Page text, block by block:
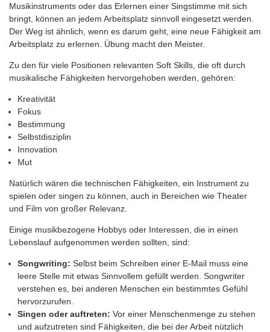
Musikinstruments oder das Erlernen einer Singstimme mit sich
bringt, können an jedem Arbeitsplatz sinnvoll eingesetzt werden.
Der Weg ist ähnlich, wenn es darum geht, eine neue Fähigkeit am
Arbeitsplatz zu erlernen. Übung macht den Meister.
Zu den für viele Positionen relevanten Soft Skills, die oft durch
musikalische Fähigkeiten hervorgehoben werden, gehören:
Kreativität
Fokus
Bestimmung
Selbstdisziplin
Innovation
Mut
Natürlich wären die technischen Fähigkeiten, ein Instrument zu
spielen oder singen zu können, auch in Bereichen wie Theater
und Film von großer Relevanz.
Einige musikbezogene Hobbys oder Interessen, die in einen
Lebenslauf aufgenommen werden sollten, sind:
Songwriting: Selbst beim Schreiben einer E-Mail muss eine
leere Stelle mit etwas Sinnvollem gefüllt werden. Songwriter
verstehen es, bei anderen Menschen ein bestimmtes Gefühl
hervorzurufen.
Singen oder auftreten: Vor einer Menschenmenge zu stehen
und aufzutreten sind Fähigkeiten, die bei der Arbeit nützlich